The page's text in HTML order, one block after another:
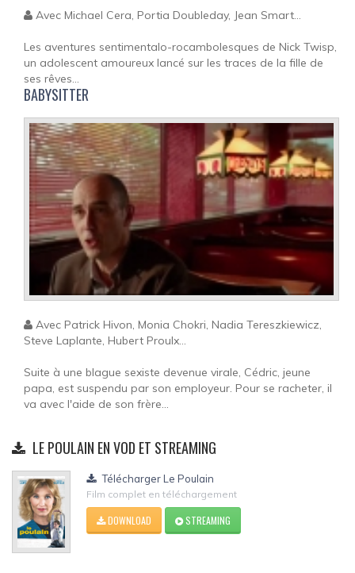
Avec Michael Cera, Portia Doubleday, Jean Smart...
Les aventures sentimentalo-rocambolesques de Nick Twisp,
un adolescent amoureux lancé sur les traces de la fille de
ses rêves...
BABYSITTER
Avec Patrick Hivon, Monia Chokri, Nadia Tereszkiewicz,
Steve Laplante, Hubert Proulx...
Suite à une blague sexiste devenue virale, Cédric, jeune
papa, est suspendu par son employeur. Pour se racheter, il
va avec l'aide de son frère...
LE POULAIN EN VOD ET STREAMING
Télécharger Le Poulain
Film complet en téléchargement
DOWNLOAD STREAMING